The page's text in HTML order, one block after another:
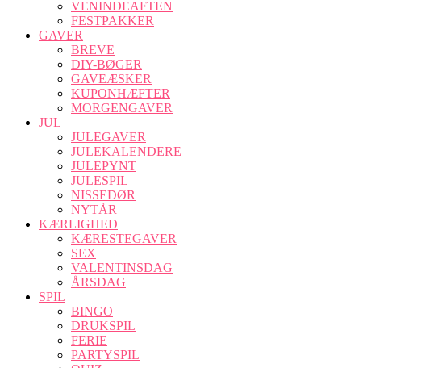
VENINDEAFTEN
FESTPAKKER
GAVER
BREVE
DIY-BØGER
GAVEÆSKER
KUPONHÆFTER
MORGENGAVER
JUL
JULEGAVER
JULEKALENDERE
JULEPYNT
JULESPIL
NISSEDØR
NYTÅR
KÆRLIGHED
KÆRESTEGAVER
SEX
VALENTINSDAG
ÅRSDAG
SPIL
BINGO
DRUKSPIL
FERIE
PARTYSPIL